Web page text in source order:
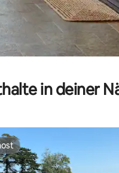
in deiner